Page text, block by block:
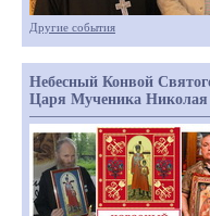
Другие события
Небесный Конвой
Царя Мученика